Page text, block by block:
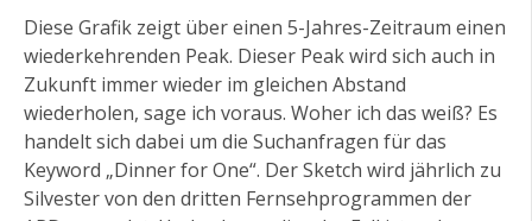
Diese Grafik zeigt über einen 5-Jahres-Zeitraum einen
wiederkehrenden Peak. Dieser Peak wird sich auch in
Zukunft immer wieder im gleichen Abstand
wiederholen, sage ich voraus. Woher ich das weiß? Es
handelt sich dabei um die Suchanfragen für das
Keyword „Dinner for One“. Der Sketch wird jährlich zu
Silvester von den dritten Fernsehprogrammen der